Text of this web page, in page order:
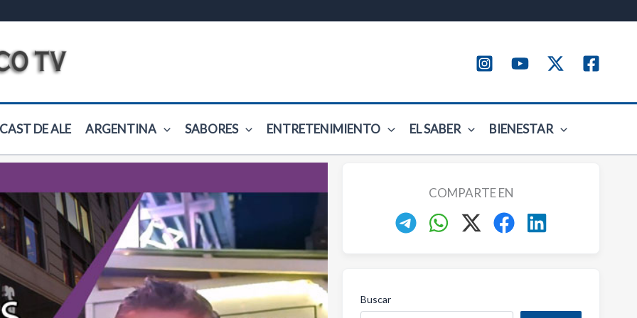
DE ALE ARGENTINA SABORES ENTRETENIMIENTO EL SABER BIENESTAR
COMPARTE EN
Buscar